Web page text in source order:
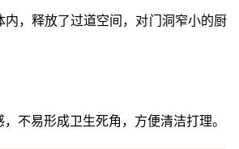
内，释放了过道空间，对门洞窄小的厨
不易形成卫生死角，方便清洁打理。